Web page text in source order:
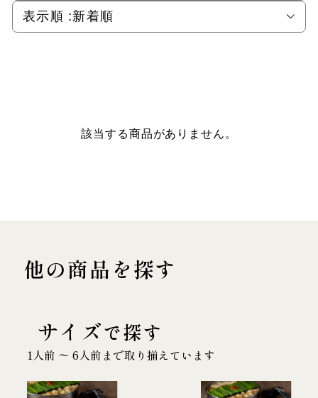
表示順 :新着順
該当する商品がありません。
他の商品を探す
サイズで探す
1人前 〜 6人前まで取り揃えています